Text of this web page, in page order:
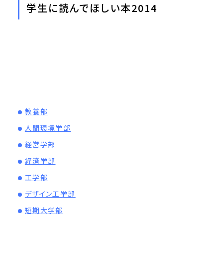
学生に読んでほしい本2014
教養部
人間環境学部
経営学部
経済学部
工学部
デザイン工学部
短期大学部